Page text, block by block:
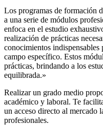
Los programas de formación
a una serie de módulos
enfoca en el estudio
realización de prácticas
conocimientos indispensables
campo específico. Estos
prácticas, brindando a los
equilibrada.»
Realizar un grado medio
académico y laboral. Te
un acceso directo al mercado
profesionales.